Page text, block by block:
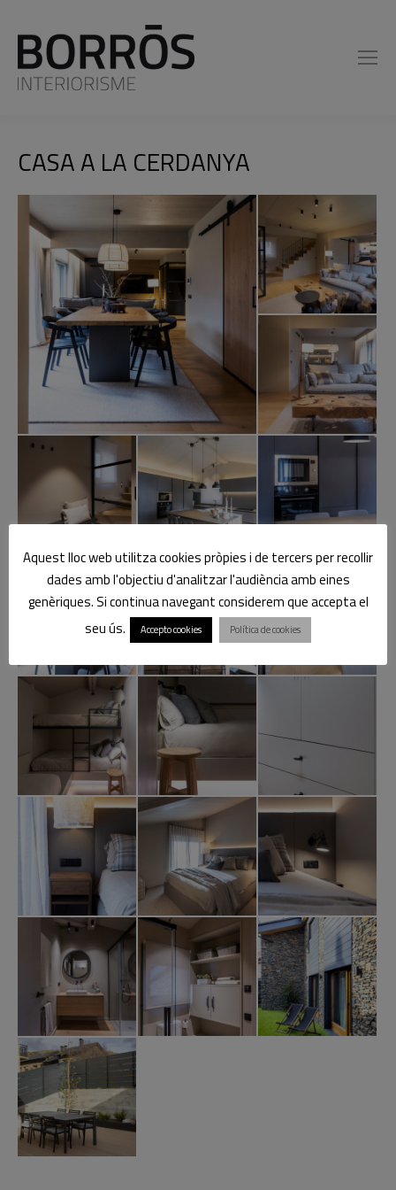
CASA A LA CERDANYA
You are here:
Aquest lloc web utilitza cookies pròpies i de tercers per recollir
dades amb l'objectiu d'analitzar l'audiència amb eines
genèriques. Si continua navegant considerem que accepta el
seu ús.
Accepto cookies Política de cookies